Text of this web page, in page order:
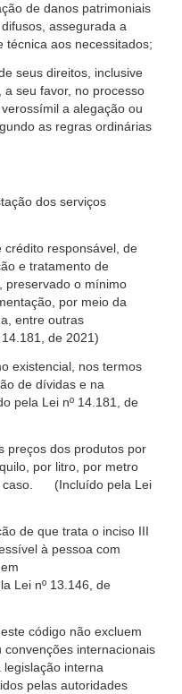
de danos patrimoniais
assegurada a
técnica aos necessitados;
seus direitos, inclusive
seu favor, no processo
a alegação ou
as regras ordinárias
dos serviços
responsável, de
e tratamento de
preservado o mínimo
por meio da
entre outras
de 2021)
existencial, nos termos
de dívidas e na
Lei nº 14.181, de
preços dos produtos por
por litro, por metro
caso. (Incluído pela Lei
de que trata o inciso III
à pessoa com
nº 13.146, de
código não excluem
internacionais
interna
pelas autoridades